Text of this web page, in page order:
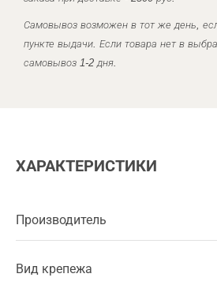
Самовывоз возможен в тот же день,
пункте выдачи. Если товара нет в
самовывоз 1-2 дня.
ХАРАКТЕРИСТИКИ
Производитель
Вид крепежа